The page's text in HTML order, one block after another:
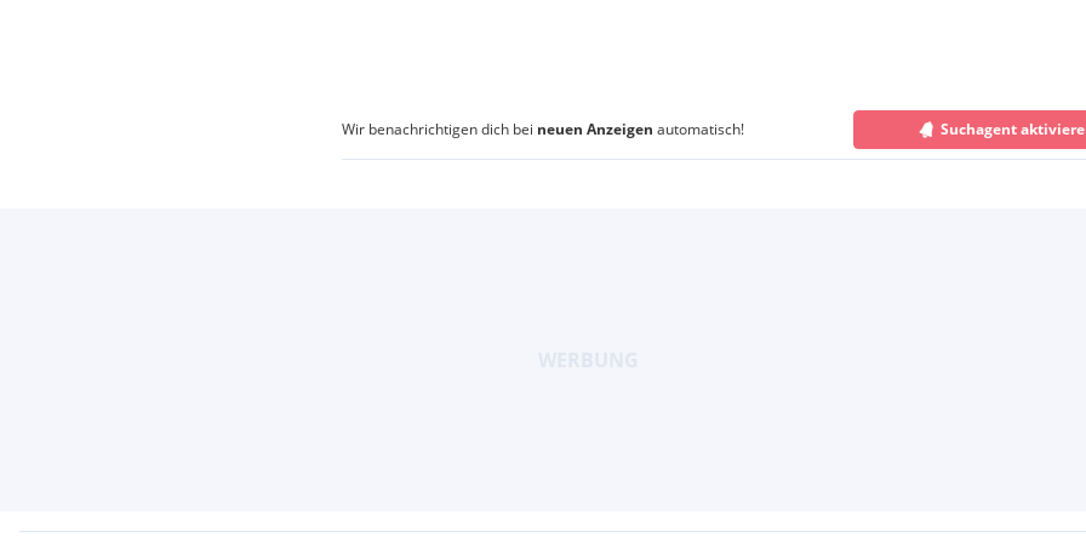
Wir benachrichtigen dich bei neuen Anzeigen automatisch! Suchagent